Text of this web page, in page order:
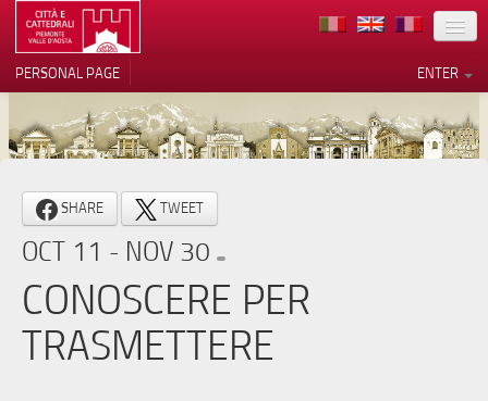
LOCATION
ARCHITECTURE
MUSEUMS
ITINERARIES
EVENTS
ENTER
PERSONAL PAGE
SHARE TWEET
OCT 11 - NOV 30
CONOSCERE PER
TRASMETTERE
Notice at collection
Your Privacy Choices